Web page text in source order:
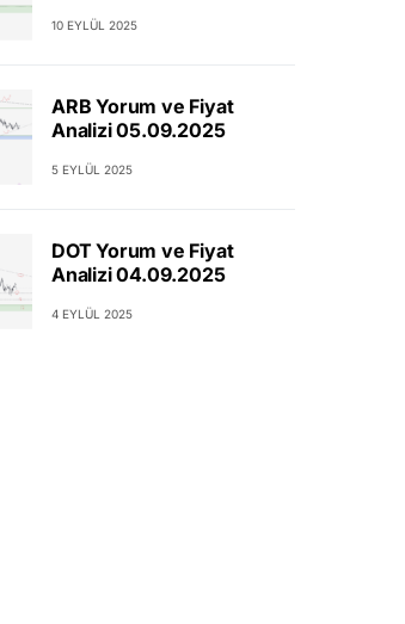
10 EYLÜL 2025
ARB Yorum ve Fiyat
Analizi 05.09.2025
5 EYLÜL 2025
DOT Yorum ve Fiyat
Analizi 04.09.2025
4 EYLÜL 2025